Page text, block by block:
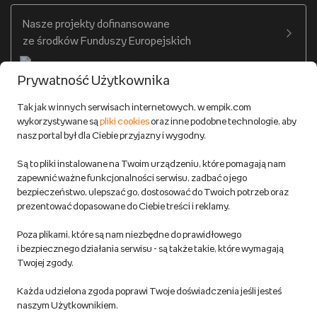
Zwroty
Reklamacje
Regulamin empik.com
Pozostałe Regulaminy Empiku
Polityka prywatności empik.com
produktów niebezpiecznych
Do 100 zł na pierwsze zakupy w aplikacji. Pobierz i
korzystaj z kodów zniżkowych.Dowiedz się więcej
Nasze projekty dofinansowane
ze środków Funduszy Europejskich
Prywatność Użytkownika
Tak jak w innych serwisach internetowych, w empik.com
wykorzystywane sąpliki cookiesoraz inne podobne technologie, aby
nasz portal był dla Ciebie przyjazny i wygodny.
Są to pliki instalowane na Twoim urządzeniu, które pomagają nam
zapewnić ważne funkcjonalności serwisu, zadbać o jego
bezpieczeństwo, ulepszać go, dostosować do Twoich potrzeb oraz
prezentować dopasowane do Ciebie treści i reklamy.
Poza plikami, które są nam niezbędne do prawidłowego
i bezpiecznego działania serwisu - są także takie, które wymagają
Twojej zgody.
Każda udzielona zgoda poprawi Twoje doświadczenia jeśli jesteś
naszym Użytkownikiem.